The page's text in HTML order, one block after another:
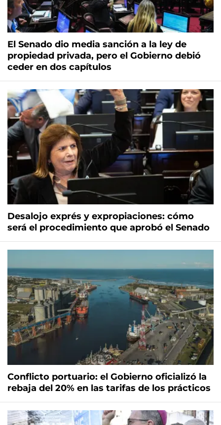
El Senado dio media sanción a la ley de
propiedad privada, pero el Gobierno debió
ceder en dos capítulos
Desalojo exprés y expropiaciones: cómo
será el procedimiento que aprobó el Senado
Conflicto portuario: el Gobierno oficializó la
rebaja del 20% en las tarifas de los prácticos